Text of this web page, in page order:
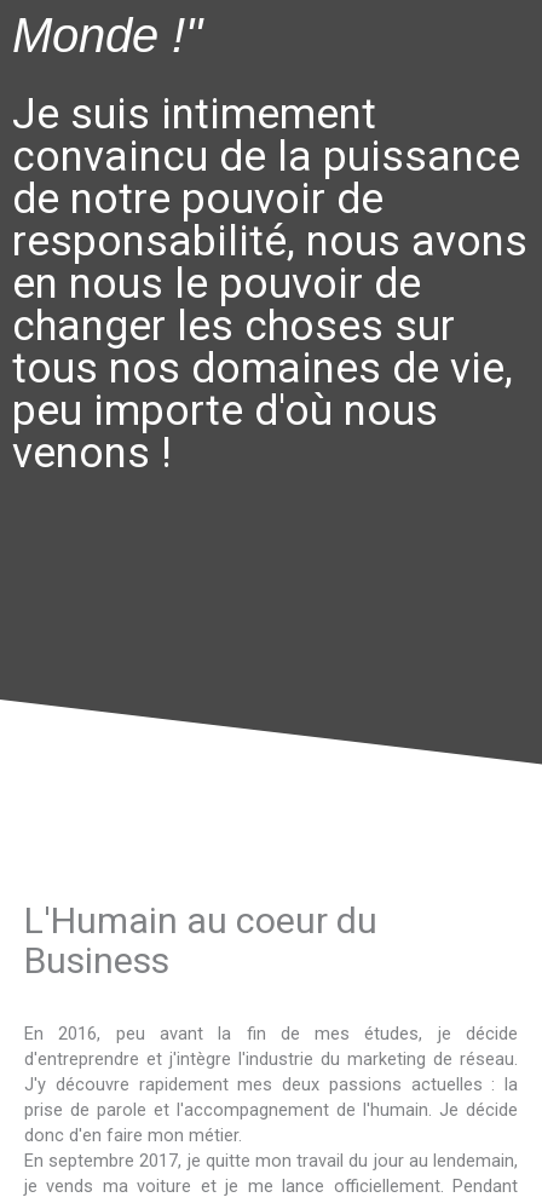
Monde !"
Je suis intimement
convaincu de la puissance
de notre pouvoir de
responsabilité, nous avons
en nous le pouvoir de
changer les choses sur
tous nos domaines de vie,
peu importe d'où nous
venons !
L'Humain au coeur du
Business
En 2016, peu avant la fin de mes études, je décide
d'entreprendre et j'intègre l'industrie du marketing de réseau.
J'y découvre rapidement mes deux passions actuelles : la
prise de parole et l'accompagnement de l'humain. Je décide
donc d'en faire mon métier.
En septembre 2017, je quitte mon travail du jour au lendemain,
je vends ma voiture et je me lance officiellement. Pendant